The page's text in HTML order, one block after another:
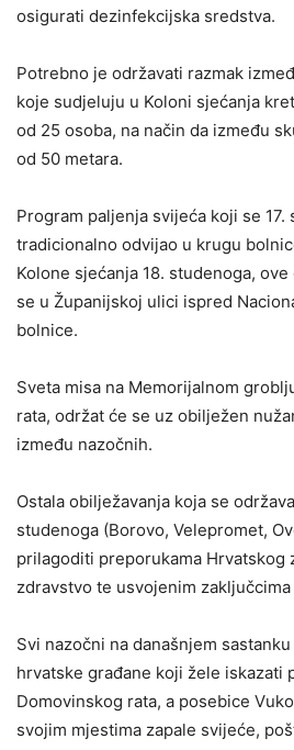
osigurati dezinfekcijska sredstva.
Potrebno je održavati razmak
koje sudjeluju u Koloni sjećanja
od 25 osoba, na način da između
od 50 metara.
Program paljenja svijeća koji se 17.
tradicionalno odvijao u krugu
Kolone sjećanja 18. studenoga,
se u Županijskoj ulici ispred
bolnice.
Sveta misa na Memorijalnom
rata, održat će se uz obilježen
između nazočnih.
Ostala obilježavanja koja se
studenoga (Borovo, Velepromet,
prilagoditi preporukama Hrvatskog
zdravstvo te usvojenim
Svi nazočni na današnjem
hrvatske građane koji žele iskazati
Domovinskog rata, a posebice
svojim mjestima zapale svijeće,